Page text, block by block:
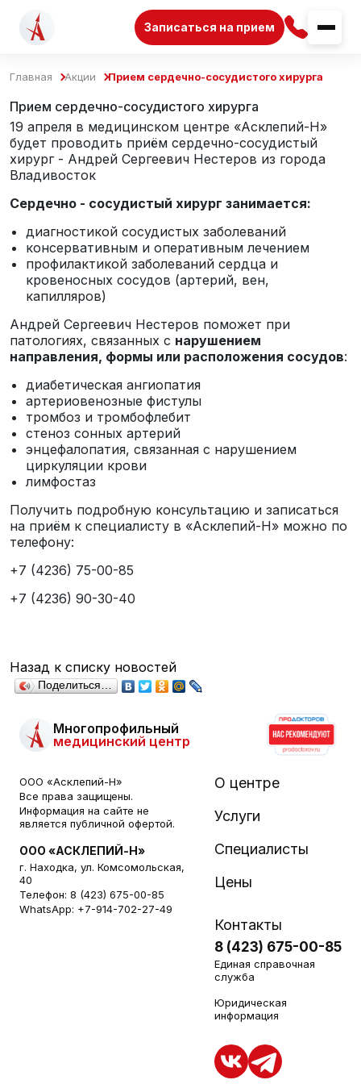
Записаться на прием
Главная Акции Прием сердечно-сосудистого хирурга
Прием сердечно-сосудистого хирурга
19 апреля в медицинском центре «Асклепий-Н»
будет проводить приём сердечно-сосудистый
хирург - Андрей Сергеевич Нестеров из города
Владивосток
Сердечно - сосудистый хирург занимается:
диагностикой сосудистых заболеваний
консервативным и оперативным лечением
профилактикой заболеваний сердца и
кровеносных сосудов (артерий, вен,
капилляров)
Андрей Сергеевич Нестеров поможет при
патологиях, связанных с нарушением
направления, формы или расположения сосудов:
диабетическая ангиопатия
артериовенозные фистулы
тромбоз и тромбофлебит
стеноз сонных артерий
энцефалопатия, связанная с нарушением
циркуляции крови
лимфостаз
Получить подробную консультацию и записаться
на приём к специалисту в «Асклепий-Н» можно по
телефону:
+7 (4236) 75-00-85
+7 (4236) 90-30-40
Назад к списку новостей
Поделиться…
Многопрофильный
медицинский центр
ООО «Асклепий-Н»
Все права защищены.
Информация на сайте не
является публичной офертой.
ООО «АСКЛЕПИЙ-Н»
г. Находка, ул. Комсомольская,
40
Телефон: 8 (423) 675-00-85
WhatsApp: +7-914-702-27-49
О центре
Услуги
Специалисты
Цены
Контакты
8 (423) 675-00-85
Единая справочная
служба
Юридическая
информация